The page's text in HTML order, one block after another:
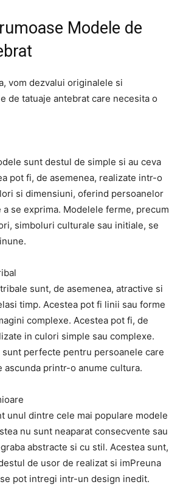
Modele de
vom dezvalui originalele si
de tatuaje antebrat care necesita o
sunt destul de simple si au ceva
pot fi, de asemenea, realizate intr-o
si dimensiuni, oferind persoanelor
se exprima. Modelele ferme, precum
simboluri culturale sau initiale, se
sunt, de asemenea, atractive si
timp. Acestea pot fi linii sau forme
complexe. Acestea pot fi, de
in culori simple sau complexe.
perfecte pentru persoanele care
ascunda printr-o anume cultura.
unul dintre cele mai populare modele
nu sunt neaparat consecvente sau
abstracte si cu stil. Acestea sunt,
de usor de realizat si imPreuna
pot intregi intr-un design inedit.